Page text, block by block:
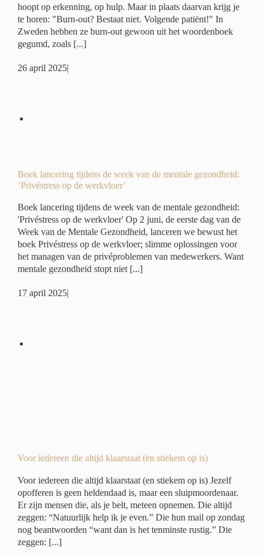
hoopt op erkenning, op hulp. Maar in plaats daarvan krijg je
te horen: "Burn-out? Bestaat niet. Volgende patiënt!" In
Zweden hebben ze burn-out gewoon uit het woordenboek
gegumd, zoals [...]
26 april 2025|
Boek lancering tijdens de week van de mentale gezondheid:
‘Privéstress op de werkvloer’
Boek lancering tijdens de week van de mentale gezondheid:
'Privéstress op de werkvloer' Op 2 juni, de eerste dag van de
Week van de Mentale Gezondheid, lanceren we bewust het
boek Privéstress op de werkvloer; slimme oplossingen voor
het managen van de privéproblemen van medewerkers. Want
mentale gezondheid stopt niet [...]
17 april 2025|
Voor iedereen die altijd klaarstaat (en stiekem op is)
Voor iedereen die altijd klaarstaat (en stiekem op is) Jezelf
opofferen is geen heldendaad is, maar een sluipmoordenaar.
Er zijn mensen die, als je belt, meteen opnemen. Die altijd
zeggen: “Natuurlijk help ik je even.” Die hun mail op zondag
nog beantwoorden “want dan is het tenminste rustig.” Die
zeggen: [...]